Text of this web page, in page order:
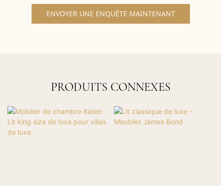
ENVOYER UNE ENQUÊTE MAINTENANT
PRODUITS CONNEXES